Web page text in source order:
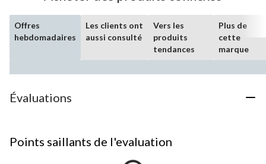
Offres
hebdomadaires
Les clients ont
aussi consulté
Vers les
produits
tendances
Plus de
cette
marque
Évaluations
Points saillants de l'evaluation